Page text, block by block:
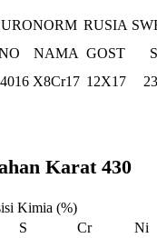
RUSIA
NAMA GOST
X8Cr17 12X17
Karat 430
Kimia (%)
S Cr
Ni